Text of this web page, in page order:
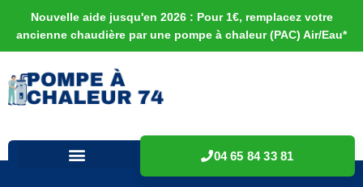
Nouvelle aide jusqu'en 2026 : Pour 1€, remplacez votre
ancienne chaudière par une pompe à chaleur (PAC) Air/Eau*
04 65 84 33 81